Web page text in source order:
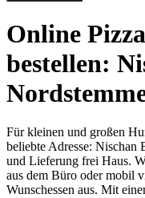
Online
bestellen:
Für kleinen und großen
beliebte Adresse: Nischan
und Lieferung frei Haus.
aus dem Büro oder mobil
Wunschessen aus. Mit